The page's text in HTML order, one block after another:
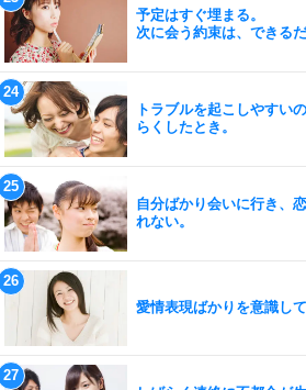
予定はすぐ埋まる。
次に会う約束は、できる
トラブルを起こしやすい
らくしたとき。
自分ばかり会いに行き、
れない。
愛情表現ばかりを意識し